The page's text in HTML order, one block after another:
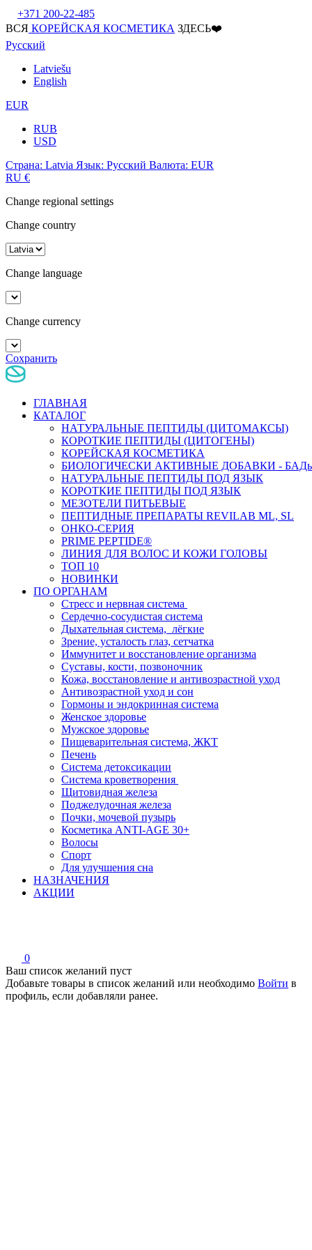
+371 200-22-485
ВСЯ КОРЕЙСКАЯ КОСМЕТИКА ЗДЕСЬ❤️
Русский
Latviešu
English
EUR
RUB
USD
Страна: Latvia Язык: Русский Валюта: EUR
RU €
Change regional settings
Change country
Change language
Change currency
Сохранить
ГЛАВНАЯ
КАТАЛОГ
НАТУРАЛЬНЫЕ ПЕПТИДЫ (ЦИТОМАКСЫ)
КОРОТКИЕ ПЕПТИДЫ (ЦИТОГЕНЫ)
КОРЕЙСКАЯ КОСМЕТИКА
БИОЛОГИЧЕСКИ АКТИВНЫЕ ДОБАВКИ -
НАТУРАЛЬНЫЕ ПЕПТИДЫ ПОД ЯЗЫК
КОРОТКИЕ ПЕПТИДЫ ПОД ЯЗЫК
МЕЗОТЕЛИ ПИТЬЕВЫЕ
ПЕПТИДНЫЕ ПРЕПАРАТЫ REVILAB ML, SL
ОНКО-СЕРИЯ
PRIME PEPTIDE®
ЛИНИЯ ДЛЯ ВОЛОС И КОЖИ ГОЛОВЫ
ТОП 10
НОВИНКИ
ПО ОРГАНАМ
Стресс и нервная система
Сердечно-сосудистая система
Дыхательная система, лёгкие
Зрение, усталость глаз, сетчатка
Иммунитет и восстановление организма
Суставы, кости, позвоночник
Кожа, восстановление и антивозрастной уход
Антивозрастной уход и сон
Гормоны и эндокринная система
Женское здоровье
Мужское здоровье
Пищеварительная система, ЖКТ
Печень
Система детоксикации
Система кроветворения
Щитовидная железа
Поджелудочная железа
Почки, мочевой пузырь
Косметика ANTI-AGE 30+
Волосы
Спорт
Для улучшения сна
НАЗНАЧЕНИЯ
АКЦИИ
0
Ваш список желаний пуст
Добавьте товары в список желаний или необходимо Войти в
профиль, если добавляли ранее.